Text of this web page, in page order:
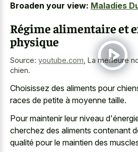
Broaden your view: Maladies
Régime alimentaire et
physique
Source: youtube.com La meilleure
chien.
Choisissez des aliments pour
races de petite à moyenne taille.
Pour maintenir leur niveau
cherchez des aliments contenant
qualité pour le maintien des